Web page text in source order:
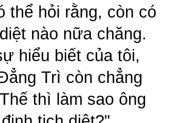
thể hỏi rằng, còn có
nào nữa chăng.
hiểu biết của tôi,
Trì còn chẳng
thì làm sao ông